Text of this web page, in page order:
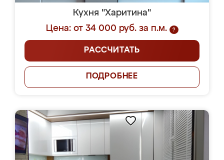
Кухня "Харитина"
Цена: от 34 000 руб. за п.м.
?
РАССЧИТАТЬ
ПОДРОБНЕЕ